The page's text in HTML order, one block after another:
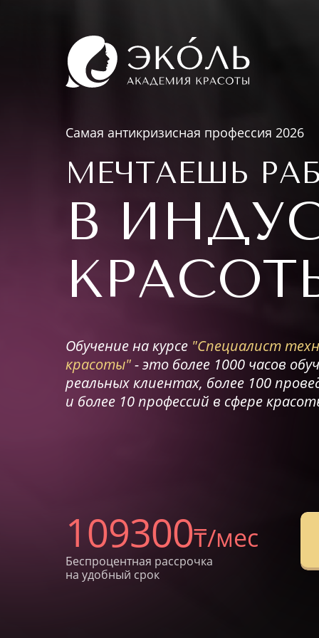
Самая антикризисная профессия 2026
МЕЧТАЕШЬ
В
109300₸/мес
Беспроцентная рассрочка
на удобный срок
Обучение на курсе "Специалист
красоты"- это более 1000 часов
реальных клиентах, более 100
и более 10 профессий в сфере